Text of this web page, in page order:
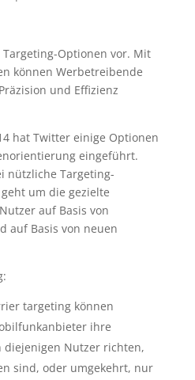
Optionen vor. Mit
können Werbetreibende
und Effizienz
hat Twitter einige Optionen
eingeführt.
nützliche Targeting-
um die gezielte
auf Basis von
auf Basis von neuen
targeting können
ihre
diejenigen Nutzer richten,
sind, oder umgekehrt, nur